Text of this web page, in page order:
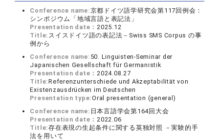
Conference name:京都ドイツ語学研究会第117回例会：
シンポジウム「地域言語と表記法」
Presentation date：2025.12
Title: スイスドイツ語の表記法－Swiss SMS Corpus の事
例から
Conference name: 50. Linguisten-Seminar der
Japanischen Gesellschaft für Germanistik
Presentation date：2024.08.27
Title:Referenzunterschiede und Akzeptabilität von
Existenzausdrücken im Deutschen
Presentation type:Oral presentation (general)
Conference name: 日本言語学会第164回大会
Presentation date：2022.06
Title:存在表現の生起条件に関する英独対照 －実験的手
法を用いて